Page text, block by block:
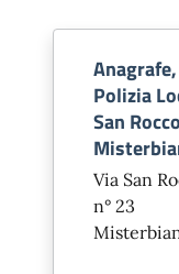
Polizia
San
Via San
n° 23